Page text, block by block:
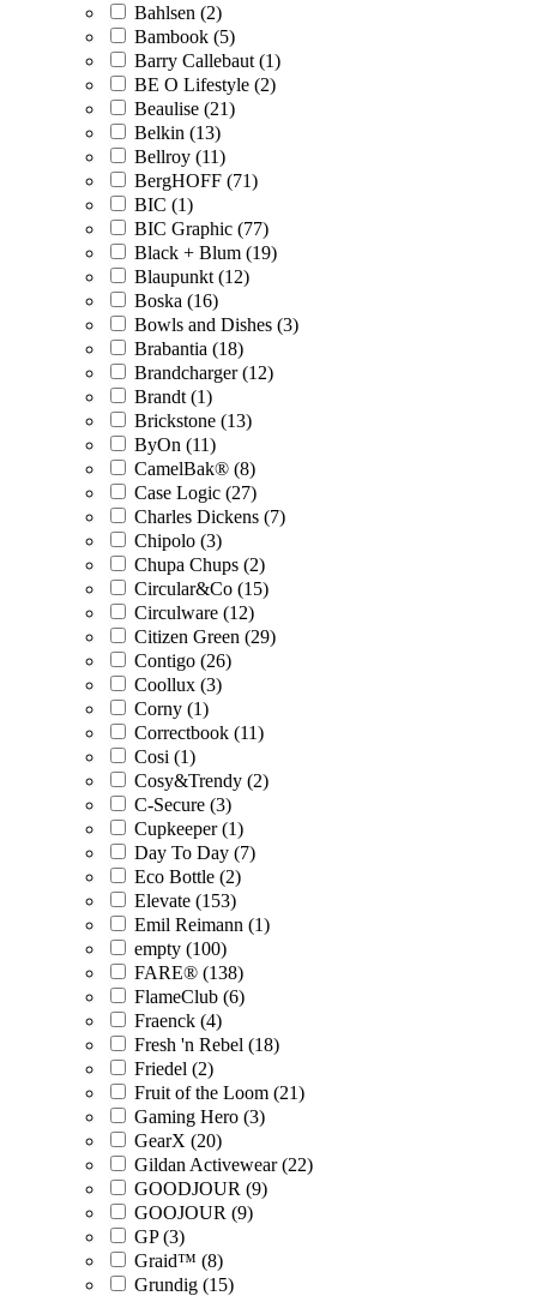
Bahlsen (2)
Bambook (5)
Barry Callebaut (1)
BE O Lifestyle (2)
Beaulise (21)
Belkin (13)
Bellroy (11)
BergHOFF (71)
BIC (1)
BIC Graphic (77)
Black + Blum (19)
Blaupunkt (12)
Boska (16)
Bowls and Dishes (3)
Brabantia (18)
Brandcharger (12)
Brandt (1)
Brickstone (13)
ByOn (11)
CamelBak® (8)
Case Logic (27)
Charles Dickens (7)
Chipolo (3)
Chupa Chups (2)
Circular&Co (15)
Circulware (12)
Citizen Green (29)
Contigo (26)
Coollux (3)
Corny (1)
Correctbook (11)
Cosi (1)
Cosy&Trendy (2)
C-Secure (3)
Cupkeeper (1)
Day To Day (7)
Eco Bottle (2)
Elevate (153)
Emil Reimann (1)
empty (100)
FARE® (138)
FlameClub (6)
Fraenck (4)
Fresh 'n Rebel (18)
Friedel (2)
Fruit of the Loom (21)
Gaming Hero (3)
GearX (20)
Gildan Activewear (22)
GOODJOUR (9)
GOOJOUR (9)
GP (3)
Graid™ (8)
Grundig (15)